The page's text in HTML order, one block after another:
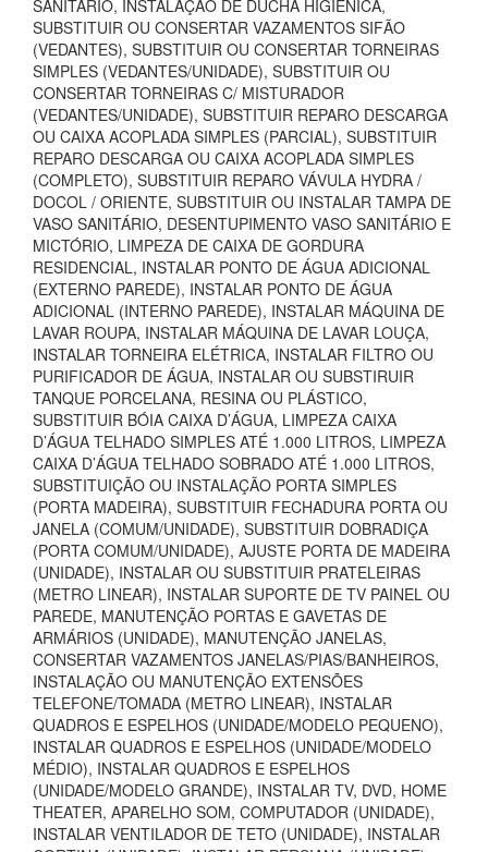
SANITÁRIO, INSTALAÇÃO DE DUCHA HIGIÊNICA,
SUBSTITUIR OU CONSERTAR VAZAMENTOS SIFÃO
(VEDANTES), SUBSTITUIR OU CONSERTAR TORNEIRAS
SIMPLES (VEDANTES/UNIDADE), SUBSTITUIR OU
CONSERTAR TORNEIRAS C/ MISTURADOR
(VEDANTES/UNIDADE), SUBSTITUIR REPARO DESCARGA
OU CAIXA ACOPLADA SIMPLES (PARCIAL), SUBSTITUIR
REPARO DESCARGA OU CAIXA ACOPLADA SIMPLES
(COMPLETO), SUBSTITUIR REPARO VÁVULA HYDRA /
DOCOL / ORIENTE, SUBSTITUIR OU INSTALAR TAMPA DE
VASO SANITÁRIO, DESENTUPIMENTO VASO SANITÁRIO E
MICTÓRIO, LIMPEZA DE CAIXA DE GORDURA
RESIDENCIAL, INSTALAR PONTO DE ÁGUA ADICIONAL
(EXTERNO PAREDE), INSTALAR PONTO DE ÁGUA
ADICIONAL (INTERNO PAREDE), INSTALAR MÁQUINA DE
LAVAR ROUPA, INSTALAR MÁQUINA DE LAVAR LOUÇA,
INSTALAR TORNEIRA ELÉTRICA, INSTALAR FILTRO OU
PURIFICADOR DE ÁGUA, INSTALAR OU SUBSTIRUIR
TANQUE PORCELANA, RESINA OU PLÁSTICO,
SUBSTITUIR BÓIA CAIXA D’ÁGUA, LIMPEZA CAIXA
D’ÁGUA TELHADO SIMPLES ATÉ 1.000 LITROS, LIMPEZA
CAIXA D’ÁGUA TELHADO SOBRADO ATÉ 1.000 LITROS,
SUBSTITUIÇÃO OU INSTALAÇÃO PORTA SIMPLES
(PORTA MADEIRA), SUBSTITUIR FECHADURA PORTA OU
JANELA (COMUM/UNIDADE), SUBSTITUIR DOBRADIÇA
(PORTA COMUM/UNIDADE), AJUSTE PORTA DE MADEIRA
(UNIDADE), INSTALAR OU SUBSTITUIR PRATELEIRAS
(METRO LINEAR), INSTALAR SUPORTE DE TV PAINEL OU
PAREDE, MANUTENÇÃO PORTAS E GAVETAS DE
ARMÁRIOS (UNIDADE), MANUTENÇÃO JANELAS,
CONSERTAR VAZAMENTOS JANELAS/PIAS/BANHEIROS,
INSTALAÇÃO OU MANUTENÇÃO EXTENSÕES
TELEFONE/TOMADA (METRO LINEAR), INSTALAR
QUADROS E ESPELHOS (UNIDADE/MODELO PEQUENO),
INSTALAR QUADROS E ESPELHOS (UNIDADE/MODELO
MÉDIO), INSTALAR QUADROS E ESPELHOS
(UNIDADE/MODELO GRANDE), INSTALAR TV, DVD, HOME
THEATER, APARELHO SOM, COMPUTADOR (UNIDADE),
INSTALAR VENTILADOR DE TETO (UNIDADE), INSTALAR